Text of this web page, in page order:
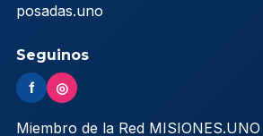
posadas.uno
Seguinos
f ◎
Miembro de la Red MISIONES.UNO